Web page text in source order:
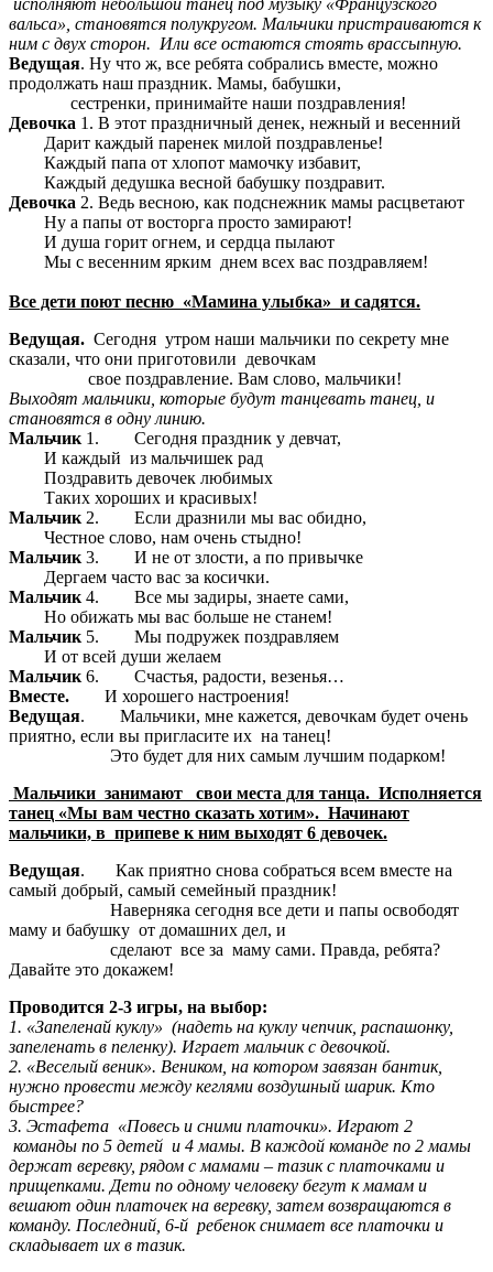
исполняют небольшой танец под музыку «Французского
вальса», становятся полукругом. Мальчики пристраиваются к
ним с двух сторон. Или все остаются стоять врассыпную.
Ведущая. Ну что ж, все ребята собрались вместе, можно
продолжать наш праздник. Мамы, бабушки,
сестренки, принимайте наши поздравления!
Девочка 1. В этот праздничный денек, нежный и весенний
Дарит каждый паренек милой поздравленье!
Каждый папа от хлопот мамочку избавит,
Каждый дедушка весной бабушку поздравит.
Девочка 2. Ведь весною, как подснежник мамы расцветают
Ну а папы от восторга просто замирают!
И душа горит огнем, и сердца пылают
Мы с весенним ярким днем всех вас поздравляем!
Все дети поют песню «Мамина улыбка» и садятся.
Ведущая. Сегодня утром наши мальчики по секрету мне
сказали, что они приготовили девочкам
свое поздравление. Вам слово, мальчики!
Выходят мальчики, которые будут танцевать танец, и
становятся в одну линию.
Мальчик 1. Сегодня праздник у девчат,
И каждый из мальчишек рад
Поздравить девочек любимых
Таких хороших и красивых!
Мальчик 2. Если дразнили мы вас обидно,
Честное слово, нам очень стыдно!
Мальчик 3. И не от злости, а по привычке
Дергаем часто вас за косички.
Мальчик 4. Все мы задиры, знаете сами,
Но обижать мы вас больше не станем!
Мальчик 5. Мы подружек поздравляем
И от всей души желаем
Мальчик 6. Счастья, радости, везенья…
Вместе. И хорошего настроения!
Ведущая. Мальчики, мне кажется, девочкам будет очень
приятно, если вы пригласите их на танец!
Это будет для них самым лучшим подарком!
Мальчики занимают свои места для танца. Исполняется
танец «Мы вам честно сказать хотим». Начинают
мальчики, в припеве к ним выходят 6 девочек.
Ведущая. Как приятно снова собраться всем вместе на
самый добрый, самый семейный праздник!
Наверняка сегодня все дети и папы освободят
маму и бабушку от домашних дел, и
сделают все за маму сами. Правда, ребята?
Давайте это докажем!
Проводится 2-3 игры, на выбор:
1. «Запеленай куклу» (надеть на куклу чепчик, распашонку,
запеленать в пеленку). Играет мальчик с девочкой.
2. «Веселый веник». Веником, на котором завязан бантик,
нужно провести между кеглями воздушный шарик. Кто
быстрее?
3. Эстафета «Повесь и сними платочки». Играют 2
команды по 5 детей и 4 мамы. В каждой команде по 2 мамы
держат веревку, рядом с мамами – тазик с платочками и
прищепками. Дети по одному человеку бегут к мамам и
вешают один платочек на веревку, затем возвращаются в
команду. Последний, 6-й ребенок снимает все платочки и
складывает их в тазик.